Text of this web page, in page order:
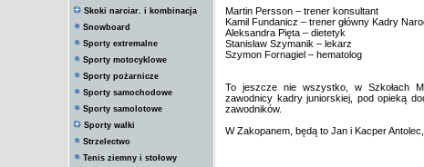
Skoki narciar. i kombinacja
Snowboard
Sporty extremalne
Sporty motocyklowe
Sporty pożarnicze
Sporty samochodowe
Sporty samolotowe
Sporty walki
Strzelectwo
Tenis ziemny i stołowy
Martin Persson – trener konsultant
Kamil Fundanicz – trener główny Kadry
Aleksandra Pięta – dietetyk
Stanisław Szymanik – lekarz
Szymon Fornagiel – hematolog
To jeszcze nie wszystko, w Szkołach
zawodnicy kadry juniorskiej, pod opieką
zawodników.
W Zakopanem, będą to Jan i Kacper